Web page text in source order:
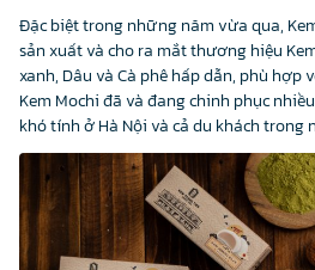
Đặc biệt trong những năm vừa qua,
sản xuất và cho ra mắt thương hiệu
xanh, Dâu và Cà phê hấp dẫn, phù
Kem Mochi đã và đang chinh phục
khó tính ở Hà Nội và cả du khách trong